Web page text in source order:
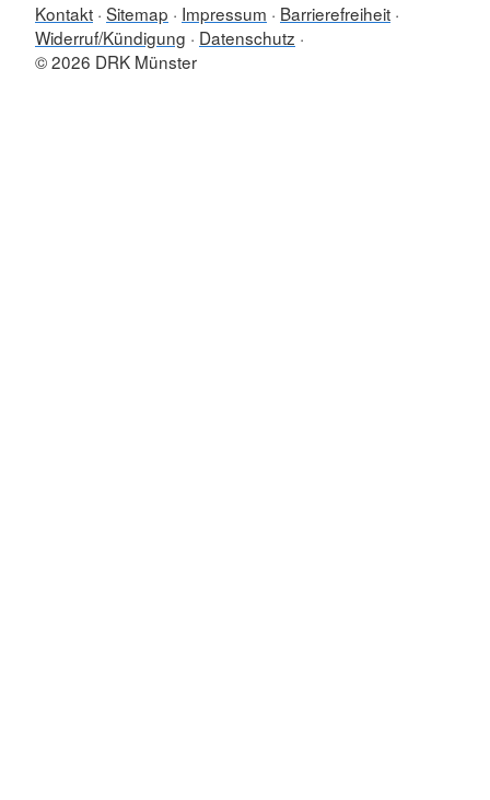
Kontakt Sitemap Impressum
Barrierefreiheit
Widerruf/Kündigung
Datenschutz
© 2026 DRK Münster